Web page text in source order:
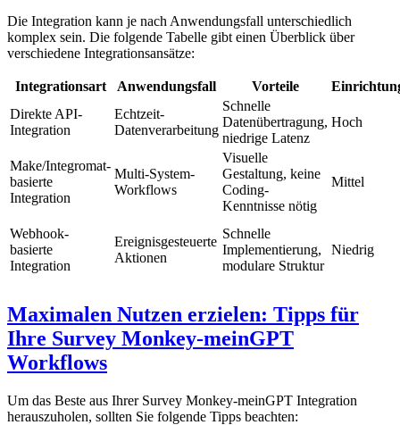
Die Integration kann je nach Anwendungsfall unterschiedlich
komplex sein. Die folgende Tabelle gibt einen Überblick über
verschiedene Integrationsansätze:
Integrationsart Anwendungsfall Vorteile
Direkte API-
Integration
Echtzeit-
Datenverarbeitung
Schnelle
Datenübertragung,
niedrige Latenz
Hoch
Make/Integromat-
basierte
Integration
Multi-System-
Workflows
Visuelle
Gestaltung, keine
Coding-
Kenntnisse nötig
Mittel
Webhook-
basierte
Integration
Ereignisgesteuerte
Aktionen
Schnelle
Implementierung,
modulare Struktur
Niedrig
Maximalen Nutzen erzielen: Tipps für
Ihre Survey Monkey-meinGPT
Workflows
Um das Beste aus Ihrer Survey Monkey-meinGPT Integration
herauszuholen, sollten Sie folgende Tipps beachten: